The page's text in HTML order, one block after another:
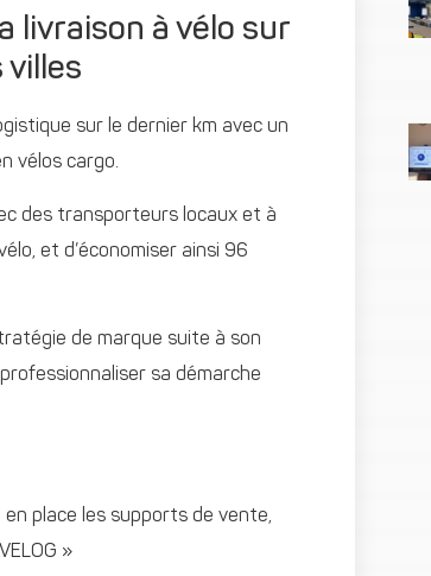
livraison à vélo sur
villes
sur le dernier km avec un
vélos cargo.
des transporteurs locaux et à
et d’économiser ainsi 96
de marque suite à son
sa démarche
place les supports de vente,
»